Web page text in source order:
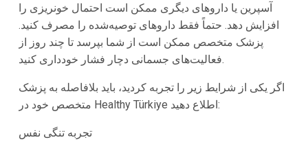
آسپرین یا داروهای دیگری ممکن است احتمال خونریزی را
افزایش دهد. حتماً فقط داروهای توصیه‌شده را مصرف کنید.
پزشک متخصص ممکن است از شما بپرسد تا چند روز از
فعالیت‌های جسمانی دچار فشار خودداری کنید.
اگر یکی از شرایط زیر را تجربه کردید، باید بلافاصله به پزشک
متخصص خود در Healthy Türkiye اطلاع دهید:
تجربه تنگی نفس